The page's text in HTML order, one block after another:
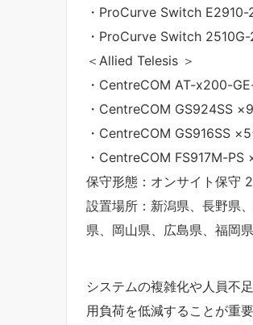
・ProCurve Switch E2910-
・ProCurve Switch
＜Allied Telesis ＞
・CentreCOM AT-x200-
・CentreCOM GS924SS
・CentreCOM GS916SS ×5
・CentreCOM FS917M-PS
保守形態：オンサイト保守
設置場所：新潟県、長野県
県、岡山県、広島県、福岡
システムの複雑化や人員不
用負荷を低減することが重